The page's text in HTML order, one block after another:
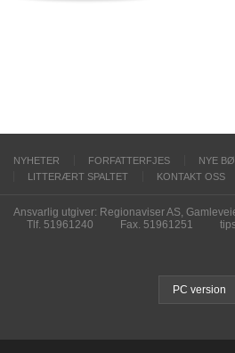
NYHETER FORFATTERFJES NYE
LITTERÆRT SPALTET
KONTAKT OSS
Ansvarlig utgiver: Regionaviser AS,
Tlf. 51961240
Fax. 51961251
PC version